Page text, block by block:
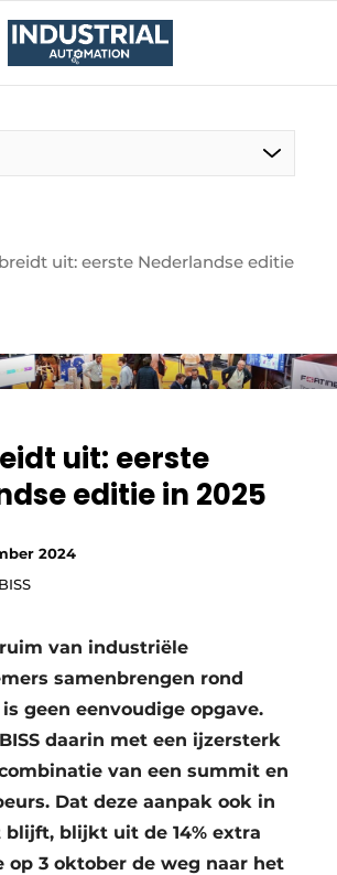
aanleveren
uit: eerste Nederlandse editie
uit: eerste
editie in 2025
2024
van industriële
samenbrengen rond
geen eenvoudige opgave.
daarin met een ijzersterk
van een summit en
Dat deze aanpak ook in
blijft, blijkt uit de 14% extra
op 3 oktober de weg naar het